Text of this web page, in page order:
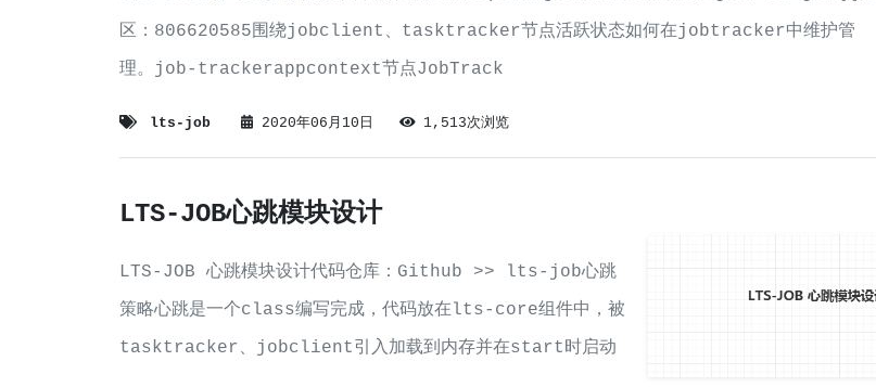
区：806620585围绕jobclient、tasktracker节点活跃状态如何在jobtracker中维护管
理。job-trackerappcontext节点JobTrack
lts-job 2020年06月10日 1,513次浏览
LTS-JOB心跳模块设计
LTS-JOB 心跳模块设计代码仓库：Github >> lts-job心跳
策略心跳是一个class编写完成，代码放在lts-core组件中，被
tasktracker、jobclient引入加载到内存并在start时启动